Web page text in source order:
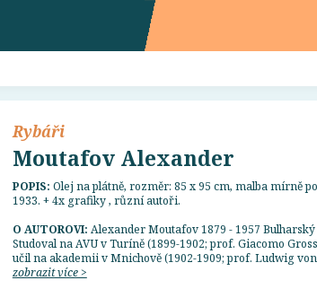
Rybáři
Moutafov Alexander
POPIS: Olej na plátně, rozměr: 85 x 95 cm, malba mírně
1933. + 4x grafiky , různí autoři.
O AUTOROVI: Alexander Moutafov 1879 - 1957
Studoval na AVU v Turíně (1899-1902; prof. Giacomo
učil na akademii v Mnichově (1902-1909; prof. Ludwig
zobrazit více >